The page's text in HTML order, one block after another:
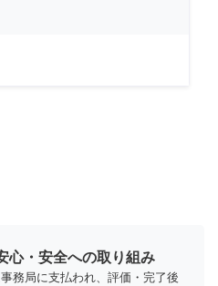
心・安全への取り組み
務局に支払われ、評価・完了後